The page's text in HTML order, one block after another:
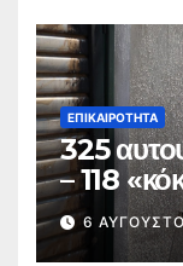
ΕΠΙΚΑΙΡΌΤΗΤΑ
325
– 118
6